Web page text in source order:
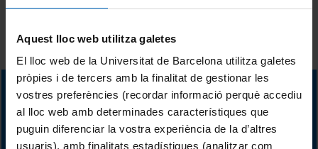
Aquest lloc web utilitza galetes
El lloc web de la Universitat de Barcelona utilitza galetes
pròpies i de tercers amb la finalitat de gestionar les
vostres preferències (recordar informació perquè accediu
al lloc web amb determinades característiques que
puguin diferenciar la vostra experiència de la d’altres
usuaris), amb finalitats estadístiques (analitzar com
Ordenar